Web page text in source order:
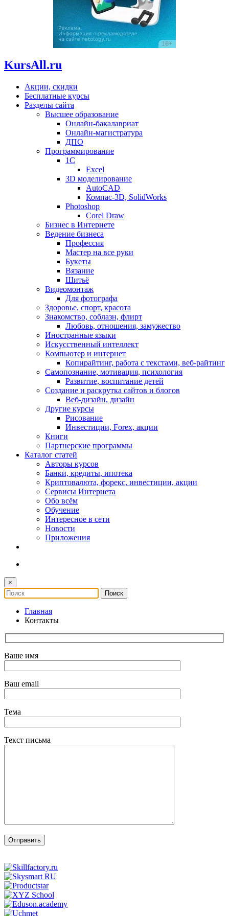
KursAll.ru
Акции, скидки
Бесплатные курсы
Разделы сайта
Высшее образование
Онлайн-бакалавриат
Онлайн-магистратура
ДПО
Программирование
1С
Excel
3D моделирование
AutoCAD
Компас-3D, SolidWorks
Photoshop
Corel Draw
Бизнес в Интернете
Ведение бизнеса
Профессия
Мастер на все руки
Букеты
Вязание
Шитьё
Видеомонтаж
Для фотографа
Здоровье, спорт, красота
Знакомство, соблазн, флирт
Любовь, отношения, замужество
Иностранные языки
Искусственный интеллект
Компьютер и интернет
Копирайтинг, работа с текстами, веб-райтинг
Самопознание, мотивация, психология
Развитие, воспитание детей
Создание и раскрутка сайтов и блогов
Веб-дизайн, дизайн
Другие курсы
Рисование
Инвестиции, Forex, акции
Книги
Партнерские программы
Каталог статей
Авторы курсов
Банки, кредиты, ипотека
Криптовалюта, форекс, инвестиции, акции
Сервисы Интернета
Обо всём
Обучение
Интересное в сети
Новости
Приложения
×
Главная
Контакты
Ваше имя
Ваш email
Тема
Текст письма